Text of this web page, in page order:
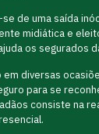
de uma saída
midiática e
os segurados
em diversas
para se
consiste na